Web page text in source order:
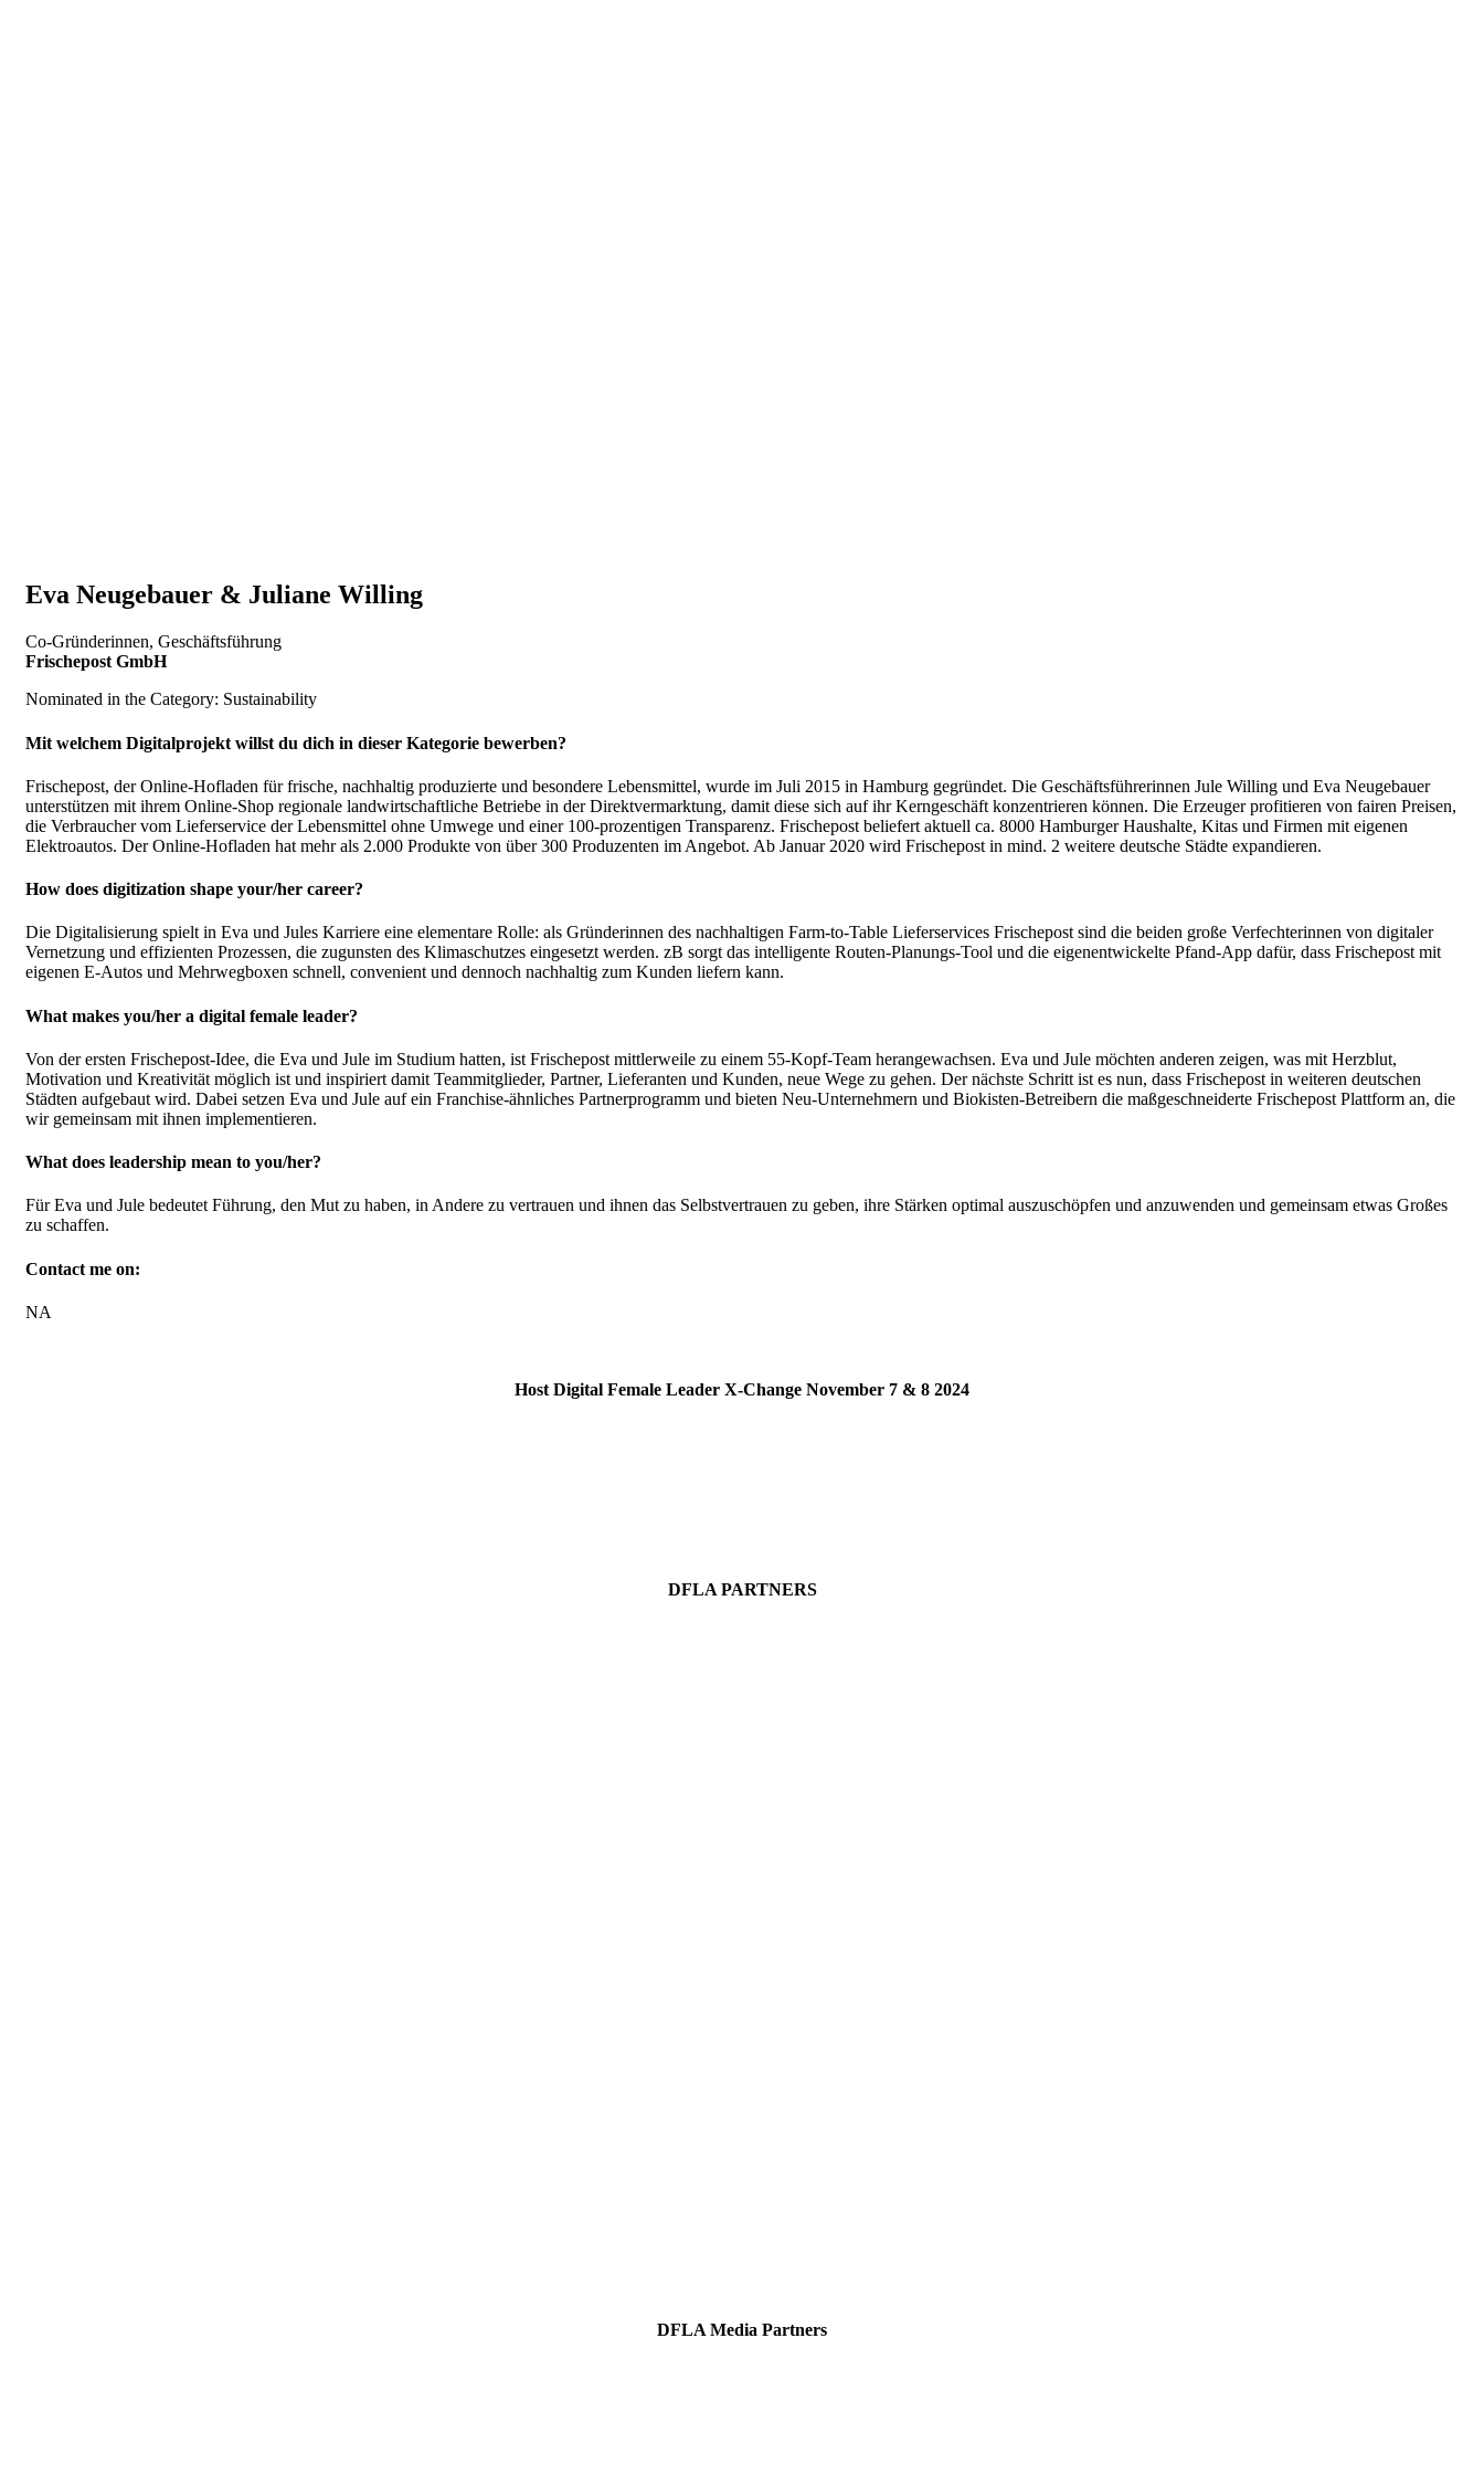
Eva Neugebauer & Juliane Willing
Co-Gründerinnen, Geschäftsführung
Frischepost GmbH
Nominated in the Category: Sustainability
Mit welchem Digitalprojekt willst du dich in dieser Kategorie bewerben?
Frischepost, der Online-Hofladen für frische, nachhaltig produzierte und besondere Lebensmittel, wurde im Juli 2015 in Hamburg gegründet. Die Geschäftsführerinnen Jule Willing und Eva Neugebauer
unterstützen mit ihrem Online-Shop regionale landwirtschaftliche Betriebe in der Direktvermarktung, damit diese sich auf ihr Kerngeschäft konzentrieren können. Die Erzeuger profitieren von fairen Preisen,
die Verbraucher vom Lieferservice der Lebensmittel ohne Umwege und einer 100-prozentigen Transparenz. Frischepost beliefert aktuell ca. 8000 Hamburger Haushalte, Kitas und Firmen mit eigenen
Elektroautos. Der Online-Hofladen hat mehr als 2.000 Produkte von über 300 Produzenten im Angebot. Ab Januar 2020 wird Frischepost in mind. 2 weitere deutsche Städte expandieren.
How does digitization shape your/her career?
Die Digitalisierung spielt in Eva und Jules Karriere eine elementare Rolle: als Gründerinnen des nachhaltigen Farm-to-Table Lieferservices Frischepost sind die beiden große Verfechterinnen von digitaler
Vernetzung und effizienten Prozessen, die zugunsten des Klimaschutzes eingesetzt werden. zB sorgt das intelligente Routen-Planungs-Tool und die eigenentwickelte Pfand-App dafür, dass Frischepost mit
eigenen E-Autos und Mehrwegboxen schnell, convenient und dennoch nachhaltig zum Kunden liefern kann.
What makes you/her a digital female leader?
Von der ersten Frischepost-Idee, die Eva und Jule im Studium hatten, ist Frischepost mittlerweile zu einem 55-Kopf-Team herangewachsen. Eva und Jule möchten anderen zeigen, was mit Herzblut,
Motivation und Kreativität möglich ist und inspiriert damit Teammitglieder, Partner, Lieferanten und Kunden, neue Wege zu gehen. Der nächste Schritt ist es nun, dass Frischepost in weiteren deutschen
Städten aufgebaut wird. Dabei setzen Eva und Jule auf ein Franchise-ähnliches Partnerprogramm und bieten Neu-Unternehmern und Biokisten-Betreibern die maßgeschneiderte Frischepost Plattform an, die
wir gemeinsam mit ihnen implementieren.
What does leadership mean to you/her?
Für Eva und Jule bedeutet Führung, den Mut zu haben, in Andere zu vertrauen und ihnen das Selbstvertrauen zu geben, ihre Stärken optimal auszuschöpfen und anzuwenden und gemeinsam etwas Großes
zu schaffen.
Contact me on:
NA
Host Digital Female Leader X-Change November 7 & 8 2024
DFLA PARTNERS
DFLA Media Partners